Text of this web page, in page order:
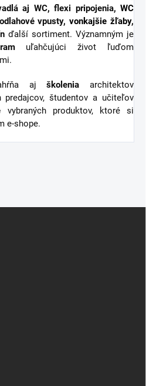
aj WC, flexi pripojenia, WC
vpusty,vonkajšie žľaby,
ďalší sortiment. Významným je
uľahčujúci život ľuďom
ajškolenia architektov
predajcov, študentov a učiteľov
vybraných produktov, ktoré si
e-shope.